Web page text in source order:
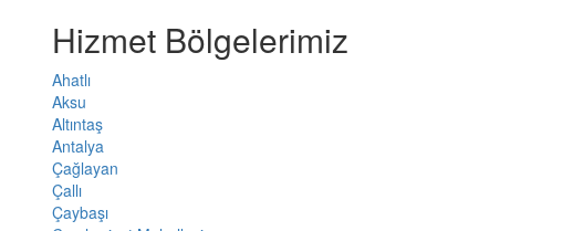
Hizmet Bölgelerimiz
Ahatlı
Aksu
Altıntaş
Antalya
Çağlayan
Çallı
Çaybaşı